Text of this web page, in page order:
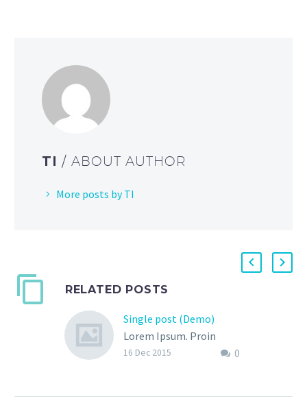
TI / ABOUT AUTHOR
More posts by TI
RELATED POSTS
Single post (Demo)
Lorem Ipsum. Proin
gravida nibh vel velit
0
16 Dec 2015